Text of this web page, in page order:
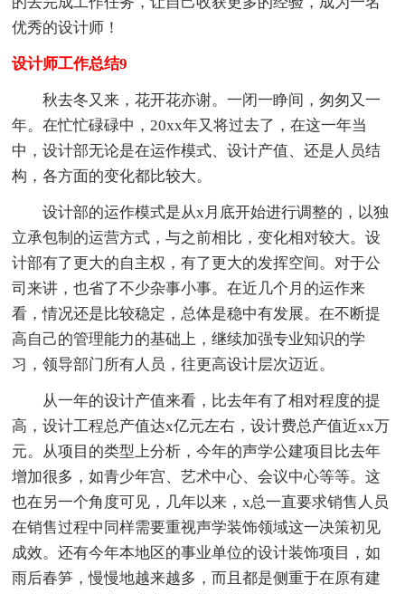
优秀的设计师！
设计师工作总结9
秋去冬又来，花开花亦谢。一闭一睁间，匆匆又一
年。在忙忙碌碌中，20xx年又将过去了，在这一年当
中，设计部无论是在运作模式、设计产值、还是人员结
构，各方面的变化都比较大。
设计部的运作模式是从x月底开始进行调整的，以独
立承包制的运营方式，与之前相比，变化相对较大。设
计部有了更大的自主权，有了更大的发挥空间。对于公
司来讲，也省了不少杂事小事。在近几个月的运作来
看，情况还是比较稳定，总体是稳中有发展。在不断提
高自己的管理能力的基础上，继续加强专业知识的学
习，领导部门所有人员，往更高设计层次迈近。
从一年的设计产值来看，比去年有了相对程度的提
高，设计工程总产值达x亿元左右，设计费总产值近xx万
元。从项目的类型上分析，今年的声学公建项目比去年
增加很多，如青少年宫、艺术中心、会议中心等等。这
也在另一个角度可见，几年以来，x总一直要求销售人员
在销售过程中同样需要重视声学装饰领域这一决策初见
成效。还有今年本地区的事业单位的设计装饰项目，如
雨后春笋，慢慢地越来越多，而且都是侧重于在原有建